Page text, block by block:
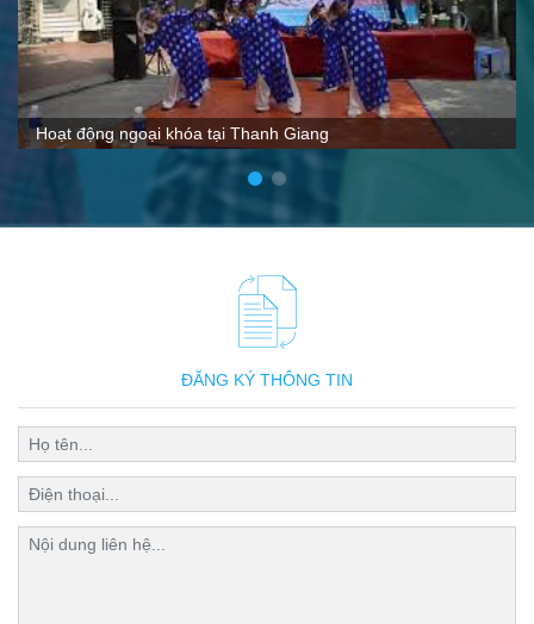
VTC nói gì về Thanh Giang
ĐĂNG KÝ THÔNG TIN